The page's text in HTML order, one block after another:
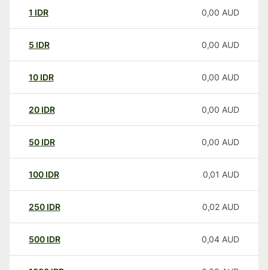
1 IDR 0,00 AUD
5 IDR 0,00 AUD
10 IDR 0,00 AUD
20 IDR 0,00 AUD
50 IDR 0,00 AUD
100 IDR 0,01 AUD
250 IDR 0,02 AUD
500 IDR 0,04 AUD